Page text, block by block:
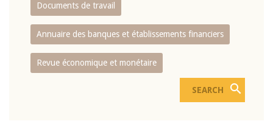
Documents de travail
Annuaire des banques et établissements financiers
Revue économique et monétaire